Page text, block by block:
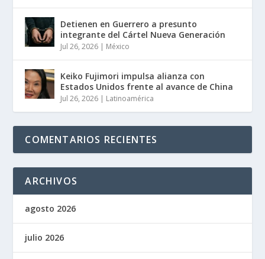
Detienen en Guerrero a presunto
integrante del Cártel Nueva Generación
Jul 26, 2026 | México
Keiko Fujimori impulsa alianza con
Estados Unidos frente al avance de China
Jul 26, 2026 | Latinoamérica
COMENTARIOS RECIENTES
ARCHIVOS
agosto 2026
julio 2026